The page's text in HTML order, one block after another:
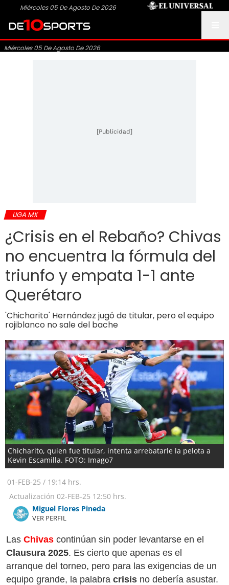
Miércoles 05 De Agosto De 2026
Miércoles 05 De Agosto De 2026
[Publicidad]
LIGA MX
¿Crisis en el Rebaño? Chivas
no encuentra la fórmula del
triunfo y empata 1-1 ante
Querétaro
'Chicharito' Hernández jugó de titular, pero el equipo
rojiblanco no sale del bache
Chicharito, quien fue titular, intenta arrebatarle la pelota a
Kevin Escamilla. FOTO: Imago7
01-FEB-25 / 19:14 hrs.
Actualización 02-FEB-25 12:50 hrs.
Miguel Flores Pineda
VER PERFIL
Las Chivas continúan sin poder levantarse en el
Clausura 2025. Es cierto que apenas es el
arranque del torneo, pero para las exigencias de un
equipo grande, la palabra crisis no debería asustar.